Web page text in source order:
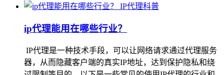
IP代理科普
ip代理能用在哪些行业？
IP代理是一种技术手段，可以让网络请求通过代理服务
器，从而隐藏客户端的真实IP地址，达到保护隐私和绕